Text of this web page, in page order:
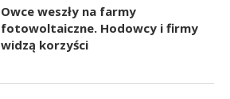
Owce weszły na farmy
fotowoltaiczne. Hodowcy i firmy
widzą korzyści